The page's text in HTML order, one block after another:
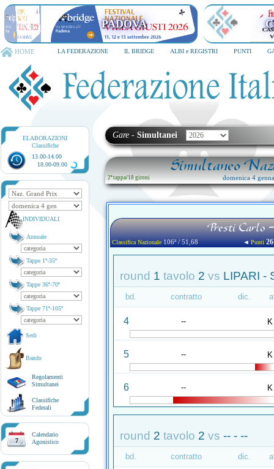
PADOVA
HOME LA FEDERAZIONE IL BRIDGE ALBI e REGISTRI PUNTI
ELABORAZIONI
Classifiche
13.00-14.00
18.00-09.00
INDIVIDUALI
Annuale
Tappe 1ª-35ª
Tappe 36ª-70ª
Tappe 71ª-105ª
Sedi
Bando
Regolamenti
Simultanei
Classifiche
Federali
7
Calendario
Agonistico
Gare - Simultanei
Simultaneo
2ª tappa/18 gironi domenica 4
Presti Carlo
Classifica Nazionale106ª / 51,68 ◄Punti 26
round 1 tavolo 2 vs LIPARI -
bd. contratto dic.
4 -- K
5 -- K
6 -- K
round 2 tavolo 2 vs -- - --
bd. contratto dic.